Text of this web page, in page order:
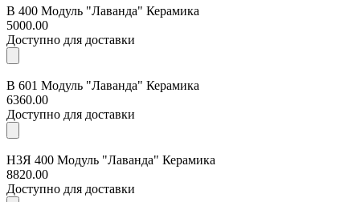
В 400 Модуль "Лаванда" Керамика
5000.00
Доступно для доставки
В 601 Модуль "Лаванда" Керамика
6360.00
Доступно для доставки
Н3Я 400 Модуль "Лаванда" Керамика
8820.00
Доступно для доставки